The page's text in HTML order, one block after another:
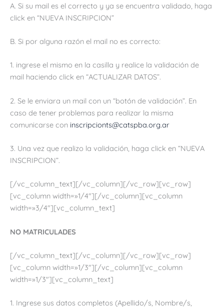
A. Si su mail es el correcto y ya se encuentra validado, haga
click en “NUEVA INSCRIPCION”
B. Si por alguna razón el mail no es correcto:
1. ingrese el mismo en la casilla y realice la validación de
mail haciendo click en “ACTUALIZAR DATOS”.
2. Se le enviara un mail con un “botón de validación”. En
caso de tener problemas para realizar la misma
comunicarse con inscripcionts@catspba.org.ar
3. Una vez que realizo la validación, haga click en “NUEVA
INSCRIPCION”.
[/vc_column_text][/vc_column][/vc_row][vc_row]
[vc_column width=»1/4″][/vc_column][vc_column
width=»3/4″][vc_column_text]
NO MATRICULADES
[/vc_column_text][/vc_column][/vc_row][vc_row]
[vc_column width=»1/3″][/vc_column][vc_column
width=»1/3″][vc_column_text]
1. Ingrese sus datos completos (Apellido/s, Nombre/s,